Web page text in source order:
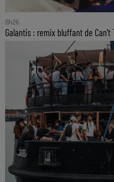
8h26
Galantis : remix bluffant de